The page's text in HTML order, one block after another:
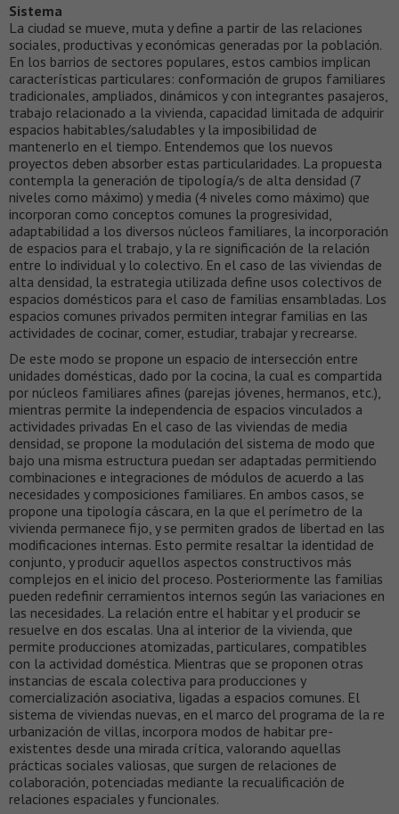
Sistema
La ciudad se mueve, muta y define a partir de las relaciones
sociales, productivas y económicas generadas por la población.
En los barrios de sectores populares, estos cambios implican
características particulares: conformación de grupos familiares
tradicionales, ampliados, dinámicos y con integrantes pasajeros,
trabajo relacionado a la vivienda, capacidad limitada de adquirir
espacios habitables/saludables y la imposibilidad de
mantenerlo en el tiempo. Entendemos que los nuevos
proyectos deben absorber estas particularidades. La propuesta
contempla la generación de tipología/s de alta densidad (7
niveles como máximo) y media (4 niveles como máximo) que
incorporan como conceptos comunes la progresividad,
adaptabilidad a los diversos núcleos familiares, la incorporación
de espacios para el trabajo, y la re significación de la relación
entre lo individual y lo colectivo. En el caso de las viviendas de
alta densidad, la estrategia utilizada define usos colectivos de
espacios domésticos para el caso de familias ensambladas. Los
espacios comunes privados permiten integrar familias en las
actividades de cocinar, comer, estudiar, trabajar y recrearse.
De este modo se propone un espacio de intersección entre
unidades domésticas, dado por la cocina, la cual es compartida
por núcleos familiares afines (parejas jóvenes, hermanos, etc.),
mientras permite la independencia de espacios vinculados a
actividades privadas En el caso de las viviendas de media
densidad, se propone la modulación del sistema de modo que
bajo una misma estructura puedan ser adaptadas permitiendo
combinaciones e integraciones de módulos de acuerdo a las
necesidades y composiciones familiares. En ambos casos, se
propone una tipología cáscara, en la que el perímetro de la
vivienda permanece fijo, y se permiten grados de libertad en las
modificaciones internas. Esto permite resaltar la identidad de
conjunto, y producir aquellos aspectos constructivos más
complejos en el inicio del proceso. Posteriormente las familias
pueden redefinir cerramientos internos según las variaciones en
las necesidades. La relación entre el habitar y el producir se
resuelve en dos escalas. Una al interior de la vivienda, que
permite producciones atomizadas, particulares, compatibles
con la actividad doméstica. Mientras que se proponen otras
instancias de escala colectiva para producciones y
comercialización asociativa, ligadas a espacios comunes. El
sistema de viviendas nuevas, en el marco del programa de la re
urbanización de villas, incorpora modos de habitar pre-
existentes desde una mirada crítica, valorando aquellas
prácticas sociales valiosas, que surgen de relaciones de
colaboración, potenciadas mediante la recualificación de
relaciones espaciales y funcionales.